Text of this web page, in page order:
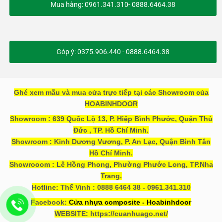
Mua hàng: 0961.341.310- 0888.6464.38
Góp ý: 0375.906.440 - 0888.6464.38
Ghé xem mẫu và mua cửa trực tiếp tại các Showroom của
HOABINHDOOR
Showroom : 639 Quốc Lộ 13, P. Hiệp Bình Phước, Quận Thủ
Đức , TP. Hồ Chí Minh.
Showroom : Kinh Dương Vương, P. An Lạc, Quận Bình Tân
Hồ Chí Minh.
Showrooom : Lê Hồng Phong, Phường Phước Long, TP.Nha
Trang.
Hotline: Thế Vinh : 0888 6464 38 - 0961.341.310
Facebook: Cửa nhựa composite - Hoabinhdoor
WEBSITE: https://cuanhuago.net/